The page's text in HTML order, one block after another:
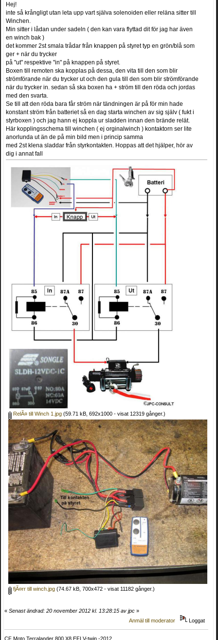
Hej!
inte så krångligt utan leta upp vart själva solenoiden eller reläna sitter till
Winchen.
Min sitter i lådan under sadeln ( den kan vara flyttad dit för jag har även
en winch bak )
det kommer 2st smala trådar från knappen på styret typ en grön/blå som
ger + när du trycker
på "ut" respektive "in" på knappen på styret.
Boxen till remoten ska kopplas på dessa, den vita till den som blir
strömförande när du trycker ut och den gula till den som blir strömförande
när du trycker in. sedan så ska boxen ha + ström till den röda och jordas
med den svarta.
Se till att den röda bara får ström när tändningen är på för min hade
konstant ström från batteriet så en dag starta winchen av sig själv ( fukt i
styrboxen ) och jag hann ej koppla ur sladden innan den brände relät.
Här kopplingsschema till winchen ( ej orginalwinch ) kontaktorn ser lite
anorlunda ut än de på min bild men i princip samma
med 2st klena sladdar från styrkontakten. Hoppas att det hjälper, hör av
dig i annat fall
RelÃ¤ till Winch 1.jpg (59.71 kB, 692x1000 - visat 12319 gånger.)
fjÃ¤rr till winch.jpg (74.67 kB, 700x472 - visat 11182 gånger.)
« Senast ändrad: 20 november 2012 kl. 13:28:15 av jpc »
Anmäl till moderator
Loggat
CF Moto Terralander 800 X8 EFI V-twin -2012